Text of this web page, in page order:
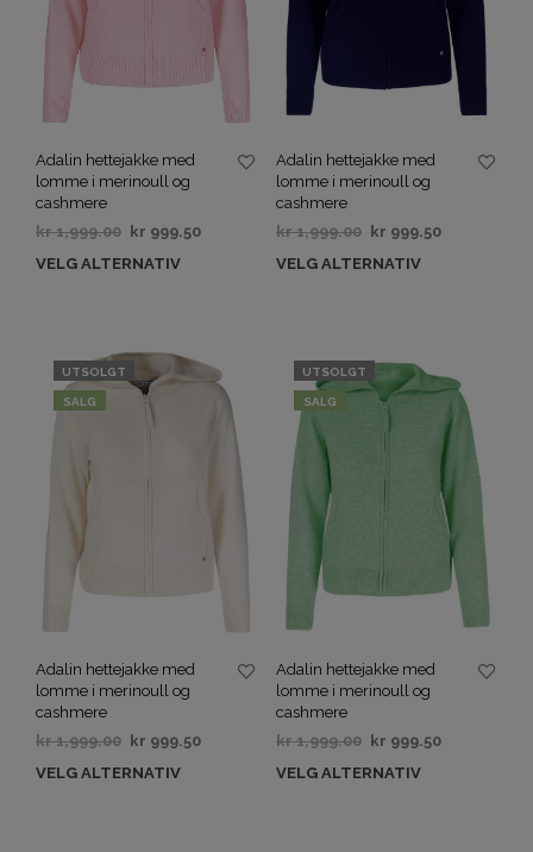
Adalin hettejakke med
lomme i merinoull og
cashmere
kr1,999.00 kr 999.50
VELG ALTERNATIV
Adalin hettejakke med
lomme i merinoull og
cashmere
kr1,999.00 kr 999.50
VELG ALTERNATIV
UTSOLGT
SALG
Adalin hettejakke med
lomme i merinoull og
cashmere
kr1,999.00 kr 999.50
VELG ALTERNATIV
UTSOLGT
SALG
Adalin hettejakke med
lomme i merinoull og
cashmere
kr1,999.00 kr 999.50
VELG ALTERNATIV